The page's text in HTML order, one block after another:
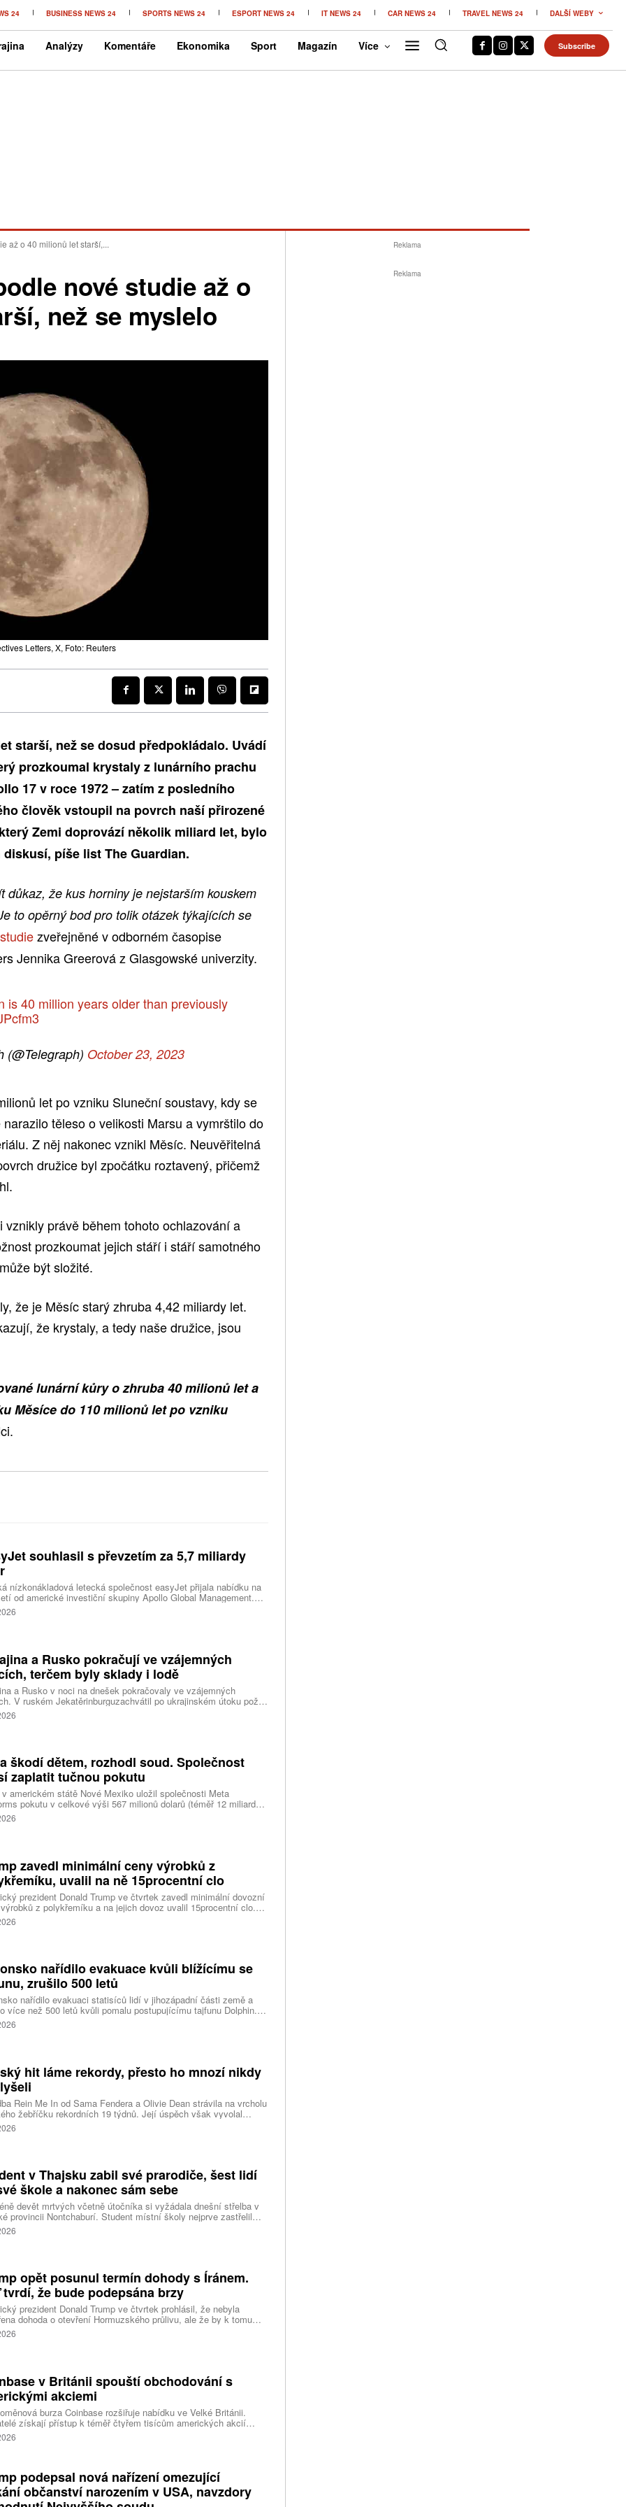
24 BUSINESS NEWS 24 SPORTS NEWS 24 ESPORT NEWS 24 IT NEWS 24 CAR NEWS 24 TRAVEL NEWS 24 DALŠÍ WEBY
Analýzy Komentáře Ekonomika Sport Magazín Více Subscribe
až o 40 milionů let starší,...
nové studie až o
než se myslelo
Letters, X, Foto: Reuters
starší, než se dosud předpokládalo. Uvádí
prozkoumal krystaly z lunárního prachu
17 v roce 1972 – zatím z posledního
člověk vstoupil na povrch naší přirozené
Zemi doprovází několik miliard let, bylo
píše list The Guardian.
důkaz, že kus horniny je nejstarším kouskem
to opěrný bod pro tolik otázek týkajících se
studiezveřejněné v odborném časopise
Jennika Greerová z Glasgowské univerzity.
is 40 million years older than previously
October 23, 2023
let po vzniku Sluneční soustavy, kdy se
těleso o velikosti Marsu a vymrštilo do
Z něj nakonec vznikl Měsíc. Neuvěřitelná
družice byl zpočátku roztavený, přičemž
právě během tohoto ochlazování a
prozkoumat jejich stáří i stáří samotného
být složité.
že je Měsíc starý zhruba 4,42 miliardy let.
že krystaly, a tedy naše družice, jsou
lunární kůry o zhruba 40 milionů let a
Měsíce do 110 milionů let po vzniku
souhlasil s převzetím za 5,7 miliardy
nízkonákladová letecká společnost easyJet přijala nabídku na
od americké investiční skupiny Apollo Global Management.
oceňuje aerolinku na 5,7 miliardy liber, tedy přibližně 162
korun.
a Rusko pokračují ve vzájemných
terčem byly sklady i lodě
a Rusko v noci na dnešek pokračovaly ve vzájemných
V ruském Jekatěrinburguzachvátil po ukrajinském útoku požár
centrum ruského internetového prodejce Wildberries.
o tom informovala bez podrobností na síti Telegram.
škodí dětem, rozhodl soud. Společnost
zaplatit tučnou pokutu
americkém státě Nové Mexiko uložil společnosti Meta
pokutu v celkové výši 567 milionů dolarů (téměř 12 miliard
za újmu, kterou její platformy Facebook a Instagram působí
lidem. Firma musí změnit způsob ověřování věku.
zavedl minimální ceny výrobků z
uvalil na ně 15procentní clo
prezident Donald Trump ve čtvrtek zavedl minimální dovozní
z polykřemíku a na jejich dovoz uvalil 15procentní clo.
se používá při výrobě polovodičů a je hlavní složkou
panelů, jeho největším světovým producentem je Čína.
Reuters.nařídilo evakuace kvůli blížícímu se
zrušilo 500 letů
nařídilo evakuaci statisíců lidí v jihozápadní části země a
více než 500 letů kvůli pomalu postupujícímu tajfunu Dolphin.
meteorologů přinese tajfun do oblasti silný vítr, prudký déšť a
vlny, píše agentura Reuters. Dolphin je tajfunem první, tedy
meteorologická agentura (JMA).
hit láme rekordy, přesto ho mnozí nikdy
Rein Me In od Sama Fendera a Olivie Dean strávila na vrcholu
žebříčku rekordních 19 týdnů. Její úspěch však vyvolal
reakci. Řada lidí tvrdí, že píseň nikdy neslyšela. Hudební
totiž rozdělil do menších skupin, které poslouchají úplně jiné
v Thajsku zabil své prarodiče, šest lidí
škole a nakonec sám sebe
devět mrtvých včetně útočníka si vyžádala dnešní střelba v
provincii Nontchaburí. Student místní školy nejprve zastřelil
svého dědečka oba prarodiče a pak se vydal do školy, kde zabil
a tři žáky, dalších 15 lidí zranil a nakonec spáchal
opět posunul termín dohody s Íránem.
tvrdí, že bude podepsána brzy
prezident Donald Trump ve čtvrtek prohlásil, že nebyla
dohoda o otevření Hormuzského průlivu, ale že by k tomu
dojít brzy. Írán je mezitím nadosah dohody o tranzitu v úžině
která může pro Trumpa představovat problém.
v Británii spouští obchodování s
akciemi
burza Coinbase rozšiřuje nabídku ve Velké Británii.
získají přístup k téměř čtyřem tisícům amerických akcií
v aplikaci, ve které spravují kryptoměny a běžné peníze.
podepsal nová nařízení omezující
občanství narozením v USA, navzdory
Reklama
Reklama